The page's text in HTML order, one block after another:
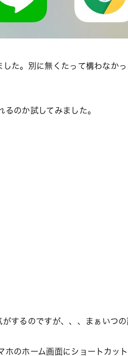
た。別に無くたって構わなか
のか試してみました。
するのですが、、、まぁいつの
のホーム画面にショートカッ